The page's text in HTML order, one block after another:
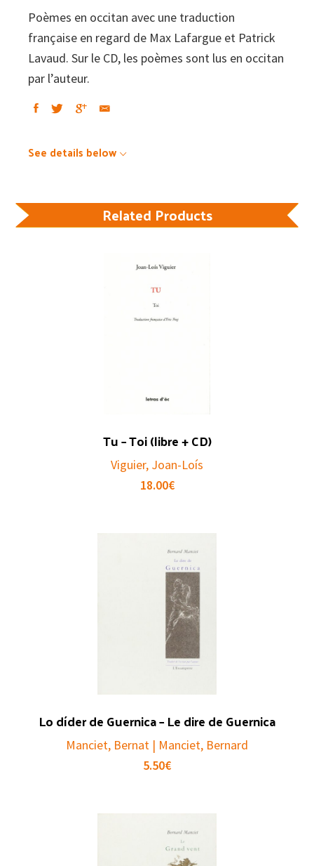
Poèmes en occitan avec une traduction
française en regard de Max Lafargue et Patrick
Lavaud. Sur le CD, les poèmes sont lus en occitan
par l’auteur.
See details below
Related Products
Tu – Toi (libre + CD)
Viguier, Joan-Loís
18.00€
Lo díder de Guernica – Le dire de Guernica
Manciet, Bernat | Manciet, Bernard
5.50€